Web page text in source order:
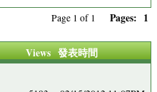
Page 1 of 1 Pages: 1
Views 發表時間